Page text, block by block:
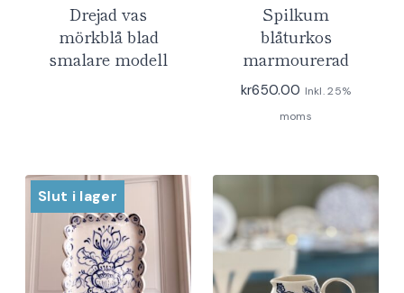
Drejad vas
mörkblå blad
smalare modell
Spilkum
blåturkos
marmourerad
kr650.00 Inkl. 25%
moms
Slut i lager